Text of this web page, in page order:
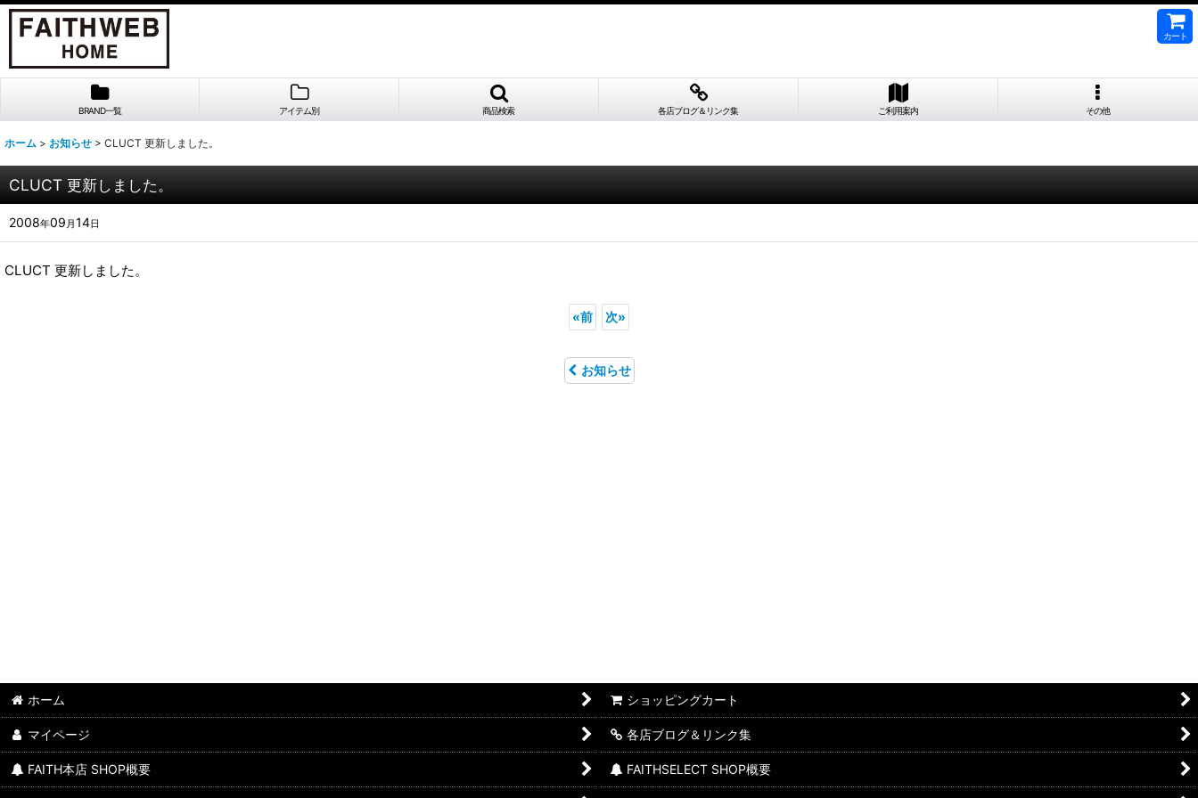
カート
BRAND一覧 アイテム別 商品検索 各店ブログ＆リンク集 ご利用案内 その他
ホーム > お知らせ > CLUCT 更新しました。
CLUCT 更新しました。
2008年09 月14日
CLUCT 更新しました。
«前 次»
お知らせ
ホーム ショッピングカート
マイページ 各店ブログ＆リンク集
FAITH本店 SHOP概要 FAITHSELECT SHOP概要